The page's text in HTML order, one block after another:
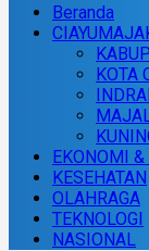
Beranda
KOTA
EKONOMI
KESEHATAN
OLAHRAGA
TEKNOLOGI
NASIONAL